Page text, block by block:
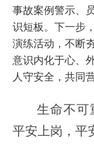
事故案例警示、
识短板。下一步
演练活动，不断
意识内化于心、
人守安全，共同
生命不可
平安上岗，平